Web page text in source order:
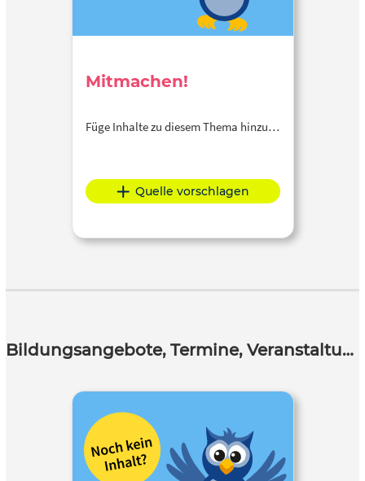
Mitmachen!
Füge Inhalte zu diesem Thema hinzu…
Quelle vorschlagen
Bildungsangebote, Termine, Veranstaltungen